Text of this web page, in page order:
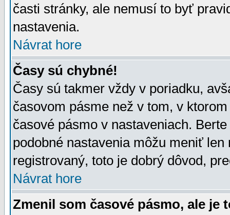
časti stránky, ale nemusí to byť
nastavenia.
Návrat hore
Časy sú chybné!
Časy sú takmer vždy v poriadku,
časovom pásme než v tom, v
časové pásmo v nastaveniach.
podobné nastavenia môžu meniť
registrovaný, toto je dobrý dôvod,
Návrat hore
Zmenil som časové pásmo, ale je